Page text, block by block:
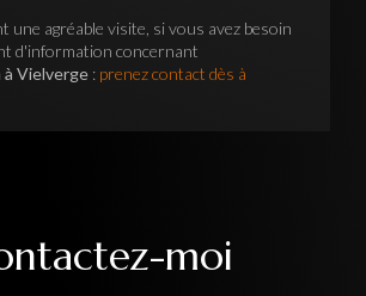
une agréable visite, si vous avez besoin
d'information concernant
à Vielverge : prenez contact dès à
moi